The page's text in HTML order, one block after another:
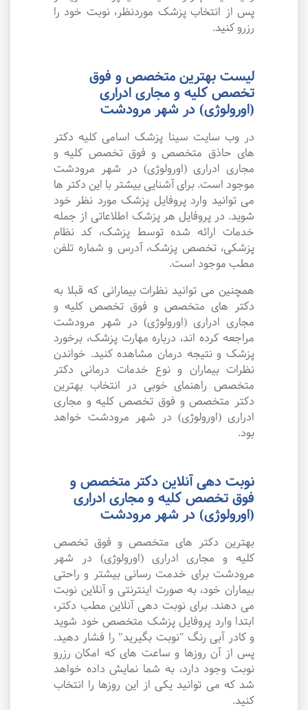
پس از انتخاب پزشک موردنظر، نوبت خود را
رزرو کنید.
لیست بهترین متخصص و فوق
تخصص کلیه و مجاری ادراری
(اورولوژی) در شهر مرودشت
در وب سایت سینا پزشک اسامی کلیه دکتر
های حاذق متخصص و فوق تخصص کلیه و
مجاری ادراری (اورولوژی) در شهر مرودشت
موجود است. برای آشنایی بیشتر با این دکتر ها
می توانید وارد پروفایل پزشک مورد نظر خود
شوید. در پروفایل هر پزشک اطلاعاتی از جمله
خدمات ارائه شده توسط پزشک، کد نظام
پزشکی، تخصص پزشک، آدرس و شماره تلفن
مطب موجود است.
همچنین می توانید نظرات بیمارانی که قبلا به
دکتر های متخصص و فوق تخصص کلیه و
مجاری ادراری (اورولوژی) در شهر مرودشت
مراجعه کرده اند، درباره مهارت پزشک، برخورد
پزشک و نتیجه درمان مشاهده کنید. خواندن
نظرات بیماران و نوع خدمات درمانی دکتر
متخصص راهنمای خوبی در انتخاب بهترین
دکتر متخصص و فوق تخصص کلیه و مجاری
ادراری (اورولوژی) در شهر مرودشت خواهد
بود.
نوبت دهی آنلاین دکتر متخصص و
فوق تخصص کلیه و مجاری ادراری
(اورولوژی) در شهر مرودشت
بهترین دکتر های متخصص و فوق تخصص
کلیه و مجاری ادراری (اورولوژی) در شهر
مرودشت برای خدمت رسانی بیشتر و راحتی
بیماران خود، به صورت اینترنتی و آنلاین نوبت
می دهند. برای نوبت دهی آنلاین مطب دکتر،
ابتدا وارد پروفایل پزشک متخصص خود شوید
و کادر آبی رنگ "نوبت بگیرید" را فشار دهید.
پس از آن روزها و ساعت های که امکان رزرو
نوبت وجود دارد، به شما نمایش داده خواهد
شد که می توانید یکی از این روزها را انتخاب
کنید.